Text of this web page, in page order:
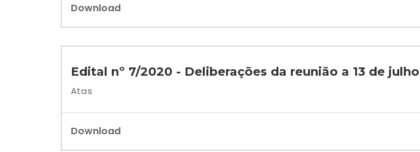
Download
Edital nº 7/2020 - Deliberações da reunião a 13 de julho
Atas
Download